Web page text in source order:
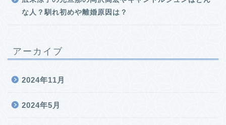
な人？馴れ初めや離婚原因は？
アーカイブ
2024年11月
2024年5月